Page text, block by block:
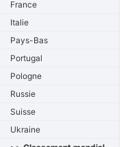
France
Italie
Pays-Bas
Portugal
Pologne
Russie
Suisse
Ukraine